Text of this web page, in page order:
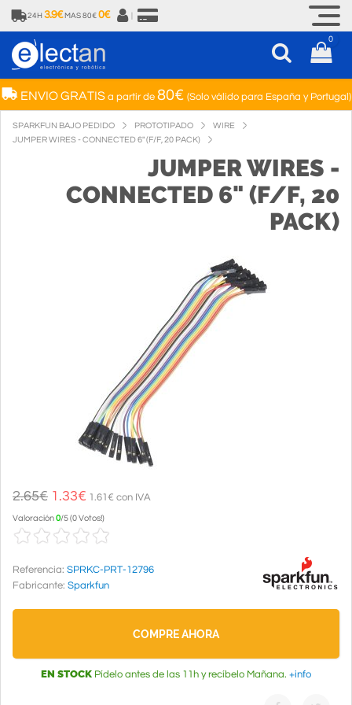
24H 3.9€ MAS 80€ 0€
0
ENVIO GRATISa partir de 80€ (Solo válido para España y Portugal)
SPARKFUN BAJO PEDIDO PROTOTIPADO
WIRE
JUMPER WIRES - CONNECTED 6" (F/F, 20 PACK)
JUMPER WIRES -
CONNECTED 6" (F/F, 20
PACK)
2.65€ 1.33€ 1.61€ con IVA
Valoración0/5(0 Votos!)
Referencia: SPRKC-PRT-12796
Fabricante: Sparkfun
COMPRE AHORA
EN STOCK Pídelo antes de las 11h y recíbelo Mañana. +info